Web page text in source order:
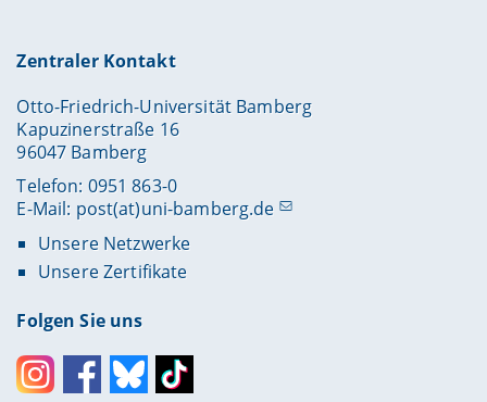
Zentraler Kontakt
Otto-Friedrich-Universität Bamberg
Kapuzinerstraße 16
96047 Bamberg
Telefon: 0951 863-0
E-Mail: post(at)uni-bamberg.de
Unsere Netzwerke
Unsere Zertifikate
Folgen Sie uns